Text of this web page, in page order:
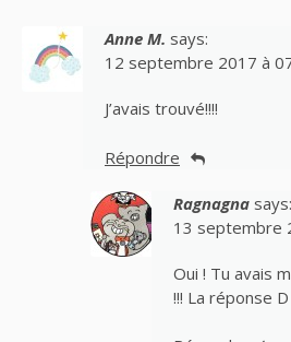
Anne M. says:
12 septembre 2017 à
J’avais trouvé!!!!
Répondre
Ragnagna says:
13 septembre
Oui ! Tu avais
!!! La réponse